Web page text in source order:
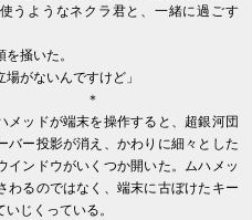
うようなネクラ君と、一緒に過ごす
掻いた。
場がないんですけど」
＊
ッドが端末を操作すると、超銀河団
バー投影が消え、かわりに細々とした
インドウがいくつか開いた。ムハメッ
わるのではなく、端末に古ぼけたキー
じくっている。